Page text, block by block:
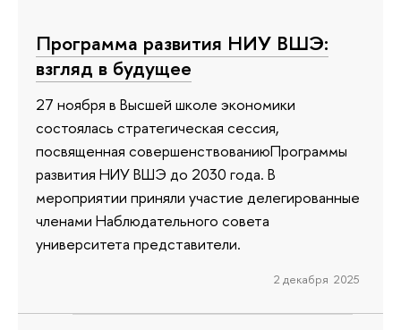
Программа развития НИУ ВШЭ:
взгляд в будущее
27 ноября в Высшей школе экономики
состоялась стратегическая сессия,
посвященная совершенствованиюПрограммы
развития НИУ ВШЭ до 2030 года. В
мероприятии приняли участие делегированные
членами Наблюдательного совета
университета представители.
2 декабря 2025